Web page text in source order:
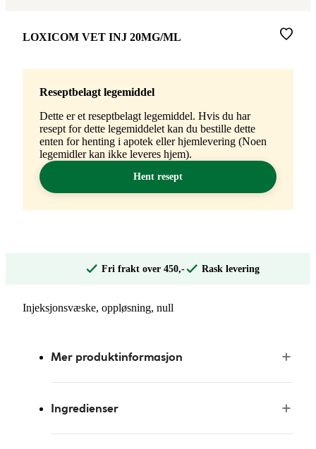
Merke:
LOXICOM VET INJ 20MG/ML
Reseptbelagt legemiddel
Dette er et reseptbelagt legemiddel. Hvis du har
resept for dette legemiddelet kan du bestille dette
enten for henting i apotek eller hjemlevering (Noen
legemidler kan ikke leveres hjem).
Hent resept
Fri frakt over 450,- Rask levering
Injeksjonsvæske, oppløsning, null
Mer produktinformasjon
Ingredienser